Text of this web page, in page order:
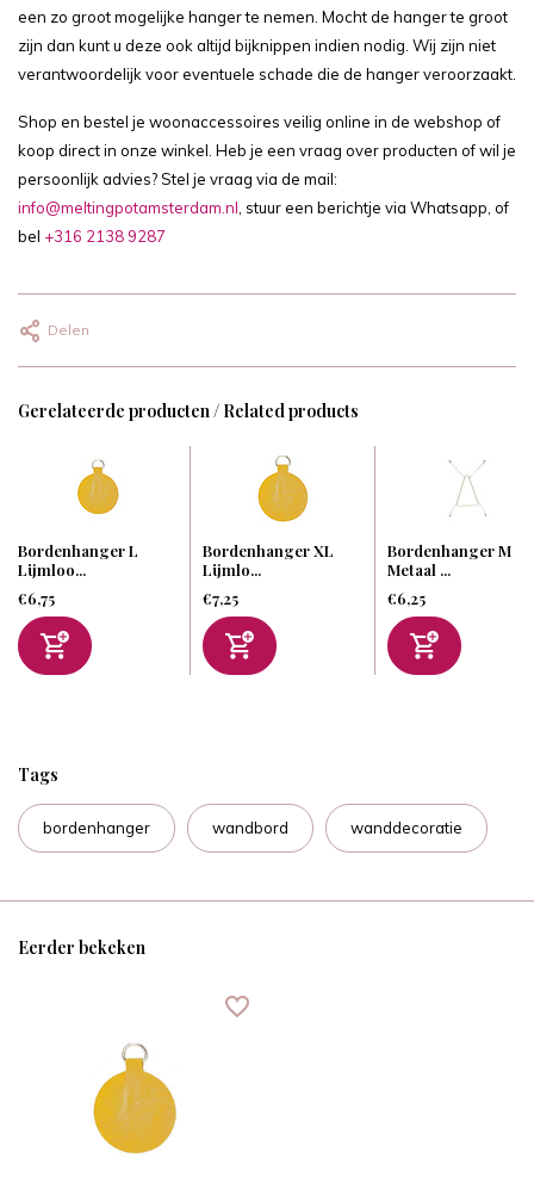
een zo groot mogelijke hanger te nemen. Mocht de hanger te groot
zijn dan kunt u deze ook altijd bijknippen indien nodig. Wij zijn niet
verantwoordelijk voor eventuele schade die de hanger veroorzaakt.
Shop en bestel je woonaccessoires veilig online in de webshop of
koop direct in onze winkel. Heb je een vraag over producten of wil je
persoonlijk advies? Stel je vraag via de mail:
info@meltingpotamsterdam.nl, stuur een berichtje via Whatsapp, of
bel +316 2138 9287
Delen
Gerelateerde producten / Related products
Bordenhanger L
Lijmloo...
€6,75
Bordenhanger XL
Lijmlo...
€7,25
Bordenhanger M
Metaal ...
€6,25
Tags
bordenhanger wandbord wanddecoratie
Eerder bekeken